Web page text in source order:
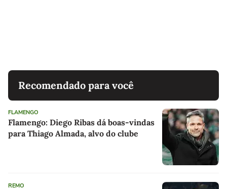
Recomendado para você
FLAMENGO
Flamengo: Diego Ribas dá boas-vindas
para Thiago Almada, alvo do clube
REMO